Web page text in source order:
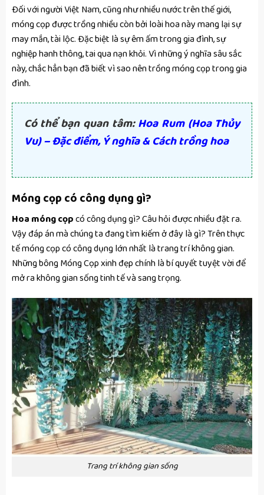
Đối với người Việt Nam, cũng như nhiều nước trên thế giới,
móng cọp được trồng nhiều còn bởi loài hoa này mang lại sự
may mắn, tài lộc. Đặc biệt là sự êm ấm trong gia đình, sự
nghiệp hanh thông, tai qua nạn khỏi. Vì những ý nghĩa sâu sắc
này, chắc hẳn bạn đã biết vì sao nên trồng móng cọp trong gia
đình.
Có thể bạn quan tâm:Hoa Rum (Hoa Thủy
Vu) – Đặc điểm, Ý nghĩa & Cách trồng hoa
Móng cọp có công dụng gì?
Hoa móng cọpcó công dụng gì? Câu hỏi được nhiều đặt ra.
Vậy đáp án mà chúng ta đang tìm kiếm ở đây là gì? Trên thực
tế móng cọp có công dụng lớn nhất là trang trí không gian.
Những bông Móng Cọp xinh đẹp chính là bí quyết tuyệt vời để
mở ra không gian sống tinh tế và sang trọng.
Trang trí không gian sống